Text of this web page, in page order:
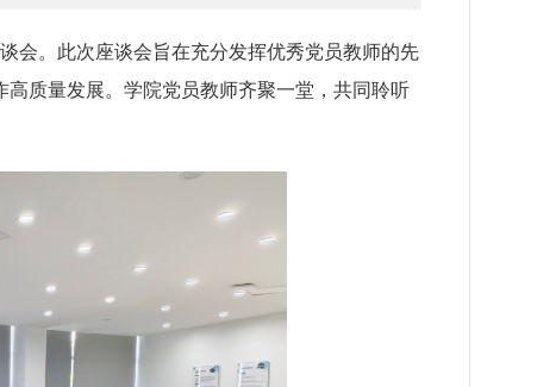
会。此次座谈会旨在充分发挥优秀党员教师的先
质量发展。学院党员教师齐聚一堂，共同聆听